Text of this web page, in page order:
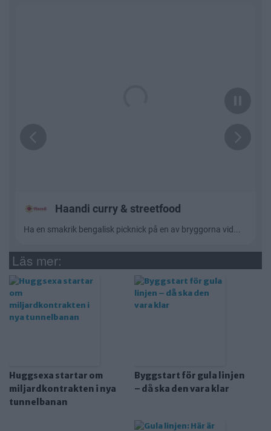
Läs mer:
Huggsexa startar om
miljardkontrakten i nya
tunnelbanan
Byggstart för gula linjen
– då ska den vara klar